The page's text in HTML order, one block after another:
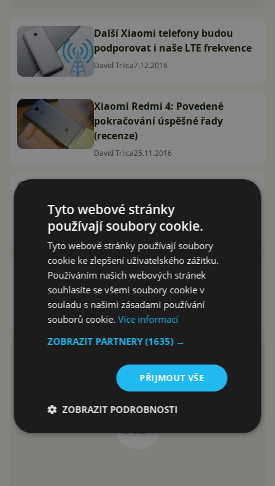
Další Xiaomi telefony budou
podporovat i naše LTE frekvence
David Trlica7.12.2016
Xiaomi Redmi 4: Povedené
pokračování úspěšné řady
(recenze)
David Trlica25.11.2016
Kompaktní rychlík zabalený v
kovu (video)
Jan Dolejš 15.11.2016
Xiaomi Redmi 4 oficiálně
představeno. Přijde s českým
LTE?
David Trlica6.11.2016
Tyto webové stránky
používají soubory cookie.
Tyto webové stránky používají soubory
cookie ke zlepšení uživatelského zážitku.
Používáním našich webových stránek
souhlasíte se všemi soubory cookie v
souladu s našimi zásadami používání
souborů cookie.Více informací
ZOBRAZIT PARTNERY(1635) →
PŘIJMOUT VŠE
ZOBRAZIT PODROBNOSTI